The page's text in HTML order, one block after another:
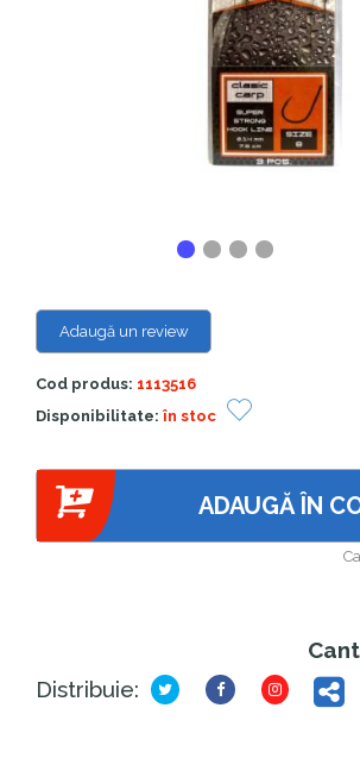
Adaugă un review
Cod produs: 1113516
Disponibilitate: în stoc
ADAUGĂ ÎN
Distribuie: